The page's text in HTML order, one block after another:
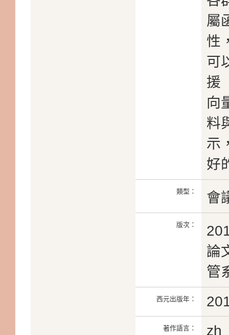
屬
性
可
援
向
料
示
好
類型： 會
版次：
論
管
西元出版年：
著作語言：